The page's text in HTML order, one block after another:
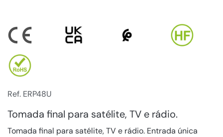
Ref. ERP48U
Tomada final para satélite, TV e rádio.
Tomada final para satélite, TV e rádio. Entrada única